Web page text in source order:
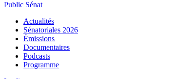
Public Sénat
Actualités
Sénatoriales 2026
Émissions
Documentaires
Podcasts
Programme